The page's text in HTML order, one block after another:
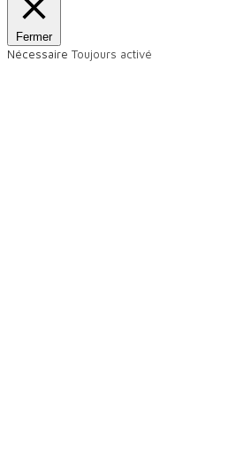
Fermer
Nécessaire Toujours activé